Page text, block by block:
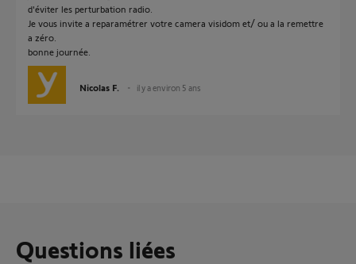
d'éviter les perturbation radio.
Je vous invite a reparamétrer votre camera visidom et/ ou a la remettre
a zéro.
bonne journée.
Nicolas F. il y a environ 5 ans
Questions liées